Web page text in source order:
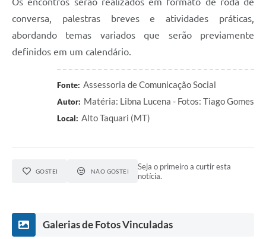
conversa, palestras breves e atividades práticas,
abordando temas variados que serão previamente
definidos em um calendário.
Fonte: Assessoria de Comunicação Social
Autor: Matéria: Libna Lucena - Fotos: Tiago Gomes
Local: Alto Taquari (MT)
GOSTEI NÃO GOSTEI
Seja o primeiro a curtir esta
notícia.
Galerias de Fotos Vinculadas